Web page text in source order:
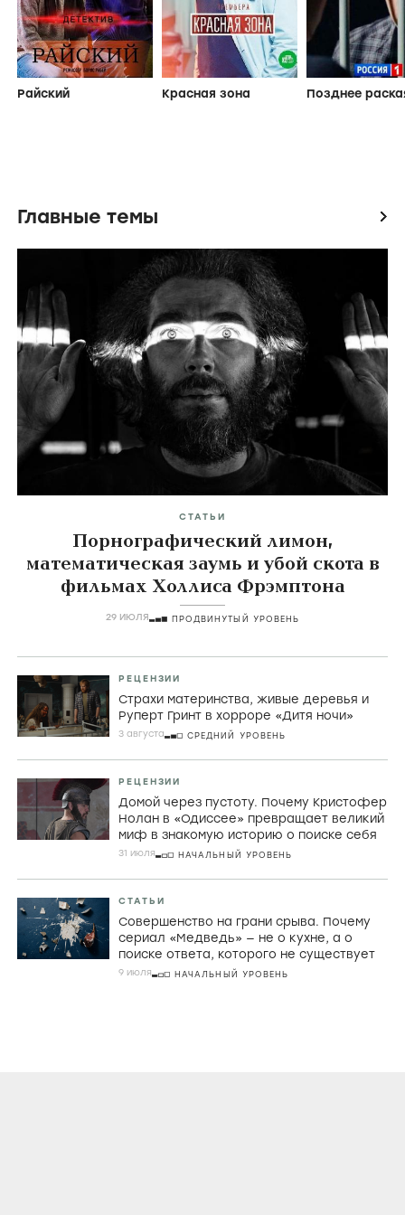
Райский Красная зона Позднее
Главные темы icon
СТАТЬИ
Порнографический лимон,
математическая заумь и убой скота в
фильмах Холлиса Фрэмптона
29 ИЮЛЯ ПРОДВИНУТЫЙ УРОВЕНЬ
РЕЦЕНЗИИ
Страхи материнства, живые деревья и
Руперт Гринт в хорроре «Дитя ночи»
3 августа СРЕДНИЙ УРОВЕНЬ
РЕЦЕНЗИИ
Домой через пустоту. Почему Кристофер
Нолан в «Одиссее» превращает великий
миф в знакомую историю о поиске себя
31 июля НАЧАЛЬНЫЙ УРОВЕНЬ
СТАТЬИ
Совершенство на грани срыва. Почему
сериал «Медведь» — не о кухне, а о
поиске ответа, которого не существует
9 июля НАЧАЛЬНЫЙ УРОВЕНЬ